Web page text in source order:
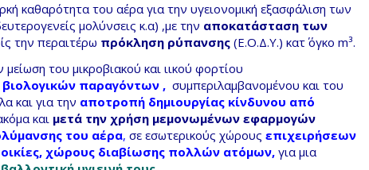
καθαρότητα του αέραγια την υγειονομική εξασφάλιση των
μολύνσεις κ.α) ,με την αποκατάσταση των
την περαιτέρω πρόκληση ρύπανσης (Ε.Ο.Δ.Υ.) κατ΄ όγκο m³.
μείωση του μικροβιακού και ιικού φορτίου
παραγόντων , συμπεριλαμβανομένου και του
και για την αποτροπή δημιουργίας κίνδυνου από
και μετά την χρήση μεμονωμένων εφαρμογών
του αέρα, σε εσωτερικούς χώρους επιχειρήσεων
χώρους διαβίωσης πολλών ατόμων, για μια